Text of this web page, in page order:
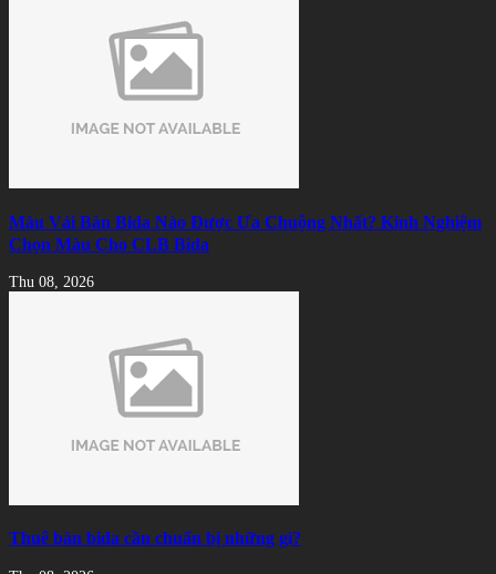
Màu Vải Bàn Bida Nào Được Ưa Chuộng Nhất? Kinh Nghiệm
Chọn Màu Cho CLB Bida
Thu 08, 2026
Thuê bàn bida cần chuẩn bị những gì?